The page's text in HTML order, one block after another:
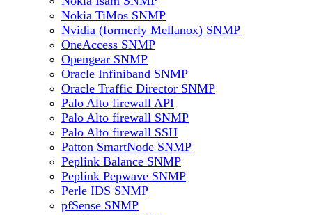
Nokia TiMos SNMP
Nvidia (formerly Mellanox) SNMP
OneAccess SNMP
Opengear SNMP
Oracle Infiniband SNMP
Oracle Traffic Director SNMP
Palo Alto firewall API
Palo Alto firewall SNMP
Palo Alto firewall SSH
Patton SmartNode SNMP
Peplink Balance SNMP
Peplink Pepwave SNMP
Perle IDS SNMP
pfSense SNMP